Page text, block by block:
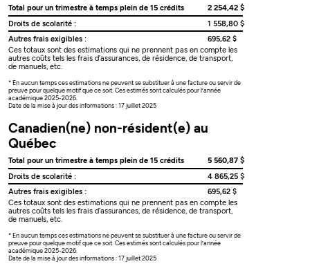
Total pour un trimestre à temps plein de 15 crédits
2 254,42 $
Droits de scolarité :
1 558,80 $
Autres frais exigibles :
695,62 $
Ces totaux sont des estimations qui ne prennent pas en compte les
autres coûts tels les frais d’assurances, de résidence, de transport,
de manuels, etc.
* En aucun temps ces estimations ne peuvent se substituer à une facture ou servir de
preuve pour quelque motif que ce soit. Ces estimés sont calculés pour l’année
académique 2025-2026.
Date de la mise à jour des informations : 17 juillet 2025
Canadien(ne) non-résident(e) au
Québec
Total pour un trimestre à temps plein de 15 crédits
5 560,87 $
Droits de scolarité :
4 865,25 $
Autres frais exigibles :
695,62 $
Ces totaux sont des estimations qui ne prennent pas en compte les
autres coûts tels les frais d’assurances, de résidence, de transport,
de manuels, etc.
* En aucun temps ces estimations ne peuvent se substituer à une facture ou servir de
preuve pour quelque motif que ce soit. Ces estimés sont calculés pour l’année
académique 2025-2026.
Date de la mise à jour des informations : 17 juillet 2025